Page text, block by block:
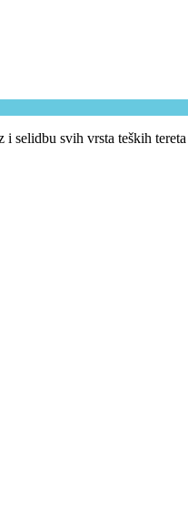
i selidbu svih vrsta teških